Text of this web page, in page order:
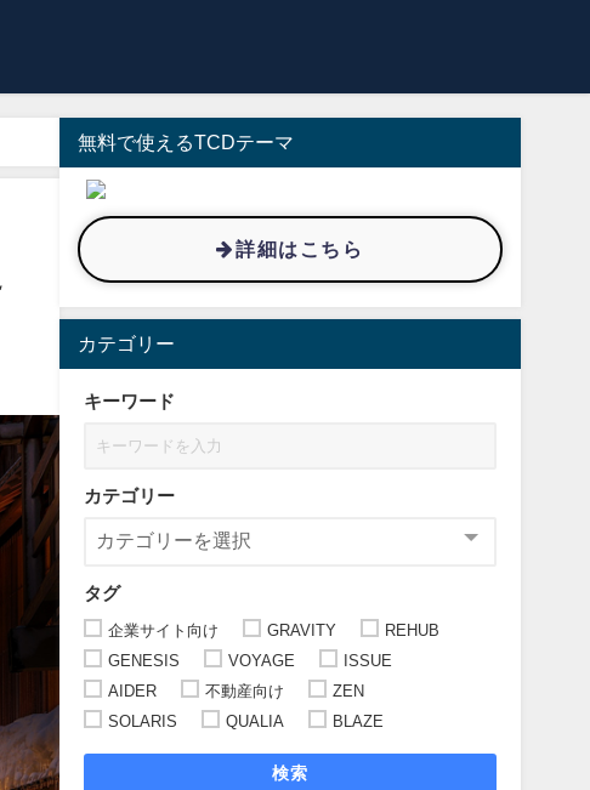
無料で使えるTCDテーマ
詳細はこちら
カテゴリー
キーワード
カテゴリー
タグ
企業サイト向け GRAVITY
REHUB
GENESIS
VOYAGE
ISSUE
AIDER
不動産向け
ZEN
SOLARIS
QUALIA BLAZE
検索